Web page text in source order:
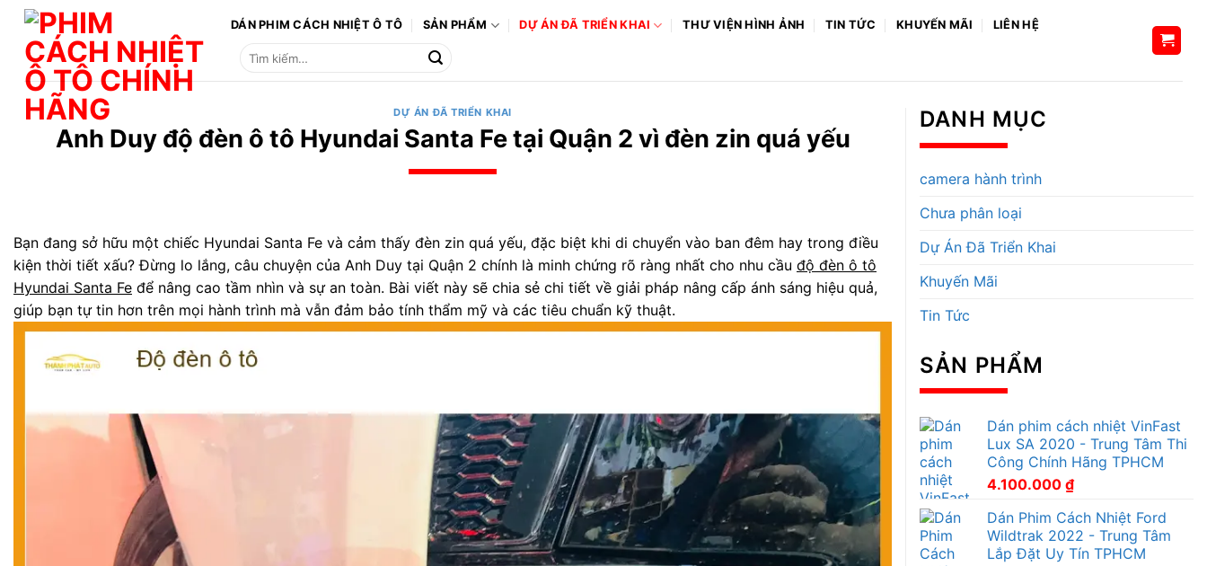
dung
DÁN PHIM CÁCH NHIỆT Ô TÔ SẢN PHẨM DỰ ÁN ĐÃ TRIỂN KHAI THƯ VIỆN HÌNH ẢNH TIN TỨC KHUYẾN MÃI
LIÊN HỆ
Tìm
DỰ ÁN ĐÃ TRIỂN KHAI
Anh Duy độ đèn ô tô Hyundai Santa Fe tại Quận 2 vì đèn zin quá yếu
Bạn đang sở hữu một chiếc Hyundai Santa Fe và cảm thấy đèn zin quá yếu, đặc biệt khi di chuyển vào ban đêm hay trong điều
kiện thời tiết xấu? Đừng lo lắng, câu chuyện của Anh Duy tại Quận 2 chính là minh chứng rõ ràng nhất cho nhu cầu độ đèn ô tô
Hyundai Santa Fe để nâng cao tầm nhìn và sự an toàn. Bài viết này sẽ chia sẻ chi tiết về giải pháp nâng cấp ánh sáng hiệu quả,
giúp bạn tự tin hơn trên mọi hành trình mà vẫn đảm bảo tính thẩm mỹ và các tiêu chuẩn kỹ thuật.
DANH MỤC
camera hành trình
Chưa phân loại
Dự Án Đã Triển Khai
Khuyến Mãi
Tin Tức
SẢN PHẨM
Dán phim cách nhiệt VinFast
Lux SA 2020 - Trung Tâm Thi
Công Chính Hãng TPHCM
4.100.000 ₫
Dán Phim Cách Nhiệt Ford
Wildtrak 2022 - Trung Tâm
Lắp Đặt Uy Tín TPHCM